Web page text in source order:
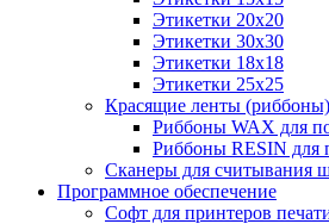
Этикетки 20х20
Этикетки 30х30
Этикетки 18х18
Этикетки 25х25
Красящие ленты
Риббоны WAX для
Риббоны RESIN для
Сканеры для считывания
Программное обеспечение
Софт для принтеров